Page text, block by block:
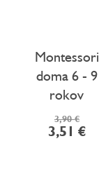
Montessori
doma 6 - 9
rokov
3,90 €
3,51 €